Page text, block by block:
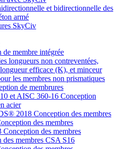
et bidirectionnelle des
armé
SkyCiv
de membre intégrée
longueurs non contreventées,
efficace (K), et minceur
les membres non prismatiques
de membrures
et AISC 360-16 Conception
acier
2018 Conception des membres
des membres
Conception des membres
des membres CSA S16